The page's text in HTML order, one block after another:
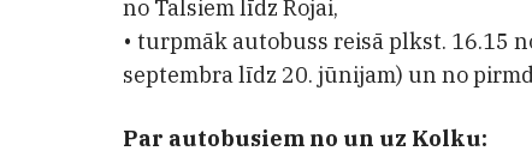
no Talsiem līdz Rojai,
• turpmāk autobuss reisā plkst. 16.15
septembra līdz 20. jūnijam) un no
Par autobusiem no un uz Kolku: